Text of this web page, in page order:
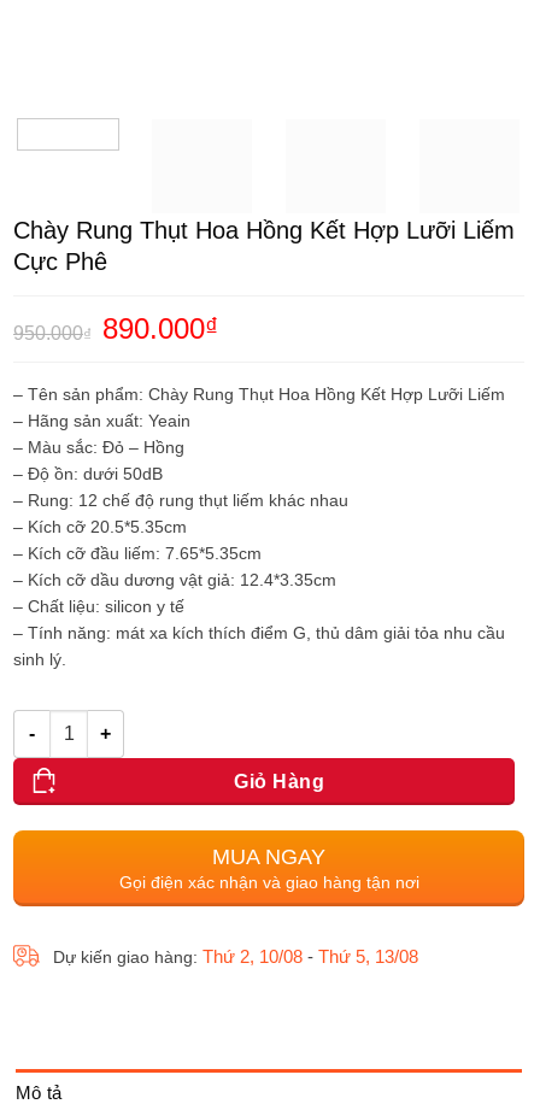
Chày Rung Thụt Hoa Hồng Kết Hợp Lưỡi Liếm
Cực Phê
950.000₫
Giá
gốc
890.000₫Giá
890.000₫.
– Tên sản phẩm: Chày Rung Thụt Hoa Hồng Kết Hợp Lưỡi Liếm
– Hãng sản xuất: Yeain
– Màu sắc: Đỏ – Hồng
– Độ ồn: dưới 50dB
– Rung: 12 chế độ rung thụt liếm khác nhau
– Kích cỡ 20.5*5.35cm
– Kích cỡ đầu liếm: 7.65*5.35cm
– Kích cỡ dầu dương vật giả: 12.4*3.35cm
– Chất liệu: silicon y tế
– Tính năng: mát xa kích thích điểm G, thủ dâm giải tỏa nhu cầu
sinh lý.
Số lượng
Giỏ Hàng
MUA NGAY
Gọi điện xác nhận và giao hàng tận nơi
Dự kiến giao hàng: Thứ 2, 10/08 - Thứ 5, 13/08
Mô tả